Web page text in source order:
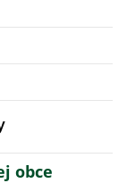
obce